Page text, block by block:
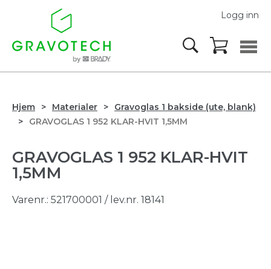
Logg inn
Hjem Materialer
Gravoglas 1 bakside (ute, blank)
GRAVOGLAS 1 952 KLAR-HVIT 1,5MM
GRAVOGLAS 1 952 KLAR-HVIT
1,5MM
Varenr.: 521700001 / lev.nr. 18141